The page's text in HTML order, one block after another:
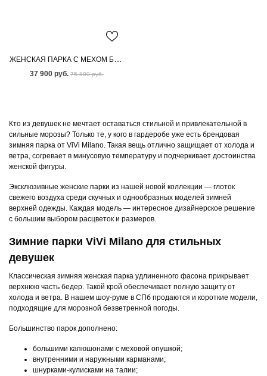
ЖЕНСКАЯ ПАРКА С МЕХОМ БЕНГАЛЬСКОЙ ЛИСЫ
37 900 руб. 75 800 руб.
Кто из девушек не мечтает оставаться стильной и привлекательной в
сильные морозы? Только те, у кого в гардеробе уже есть брендовая
зимняя парка от ViVi Milano. Такая вещь отлично защищает от холода и
ветра, согревает в минусовую температуру и подчеркивает достоинства
женской фигуры.
Эксклюзивные женские парки из нашей новой коллекции — глоток
свежего воздуха среди скучных и однообразных моделей зимней
верхней одежды. Каждая модель — интересное дизайнерское решение
с большим выбором расцветок и размеров.
Зимние парки ViVi Milano для стильных
девушек
Классическая зимняя женская парка удлиненного фасона прикрывает
верхнюю часть бедер. Такой крой обеспечивает полную защиту от
холода и ветра. В нашем шоу-руме в СПб продаются и короткие модели,
подходящие для морозной безветренной погоды.
Большинство парок дополнено:
большими капюшонами с меховой опушкой;
внутренними и наружными карманами;
шнурками-кулисками на талии;